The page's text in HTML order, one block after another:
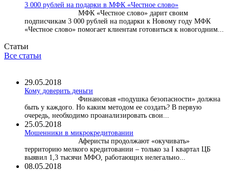
3 000 рублей на подарки в МФК «Честное слово»
МФК «Честное слово» дарит своим
подписчикам 3 000 рублей на подарки к Новому году МФК
«Честное слово» помогает клиентам готовиться к новогодним...
Статьи
Все статьи
29.05.2018
Кому доверить деньги
Финансовая «подушка безопасности» должна
быть у каждого. Но каким методом ее создать? В первую
очередь, необходимо проанализировать свои...
25.05.2018
Мошенники в микрокредитовании
Аферисты продолжают «окучивать»
территорию мелкого кредитовании – только за I квартал ЦБ
выявил 1,3 тысячи МФО, работающих нелегально...
08.05.2018